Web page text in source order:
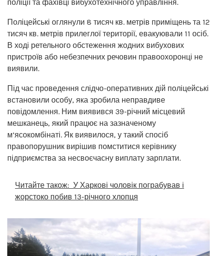
поліції та фахівці вибухотехнічного управління.
Поліцейські оглянули 8 тисяч кв. метрів приміщень та 12
тисяч кв. метрів прилеглої території, евакуювали 11 осіб.
В ході ретельного обстеження жодних вибухових
пристроїв або небезпечних речовин правоохоронці не
виявили.
Під час проведення слідчо-оперативних дій поліцейські
встановили особу, яка зробила неправдиве
повідомлення. Ним виявився 39-річний місцевий
мешканець, який працює на зазначеному
м’ясокомбінаті. Як виявилося, у такий спосіб
правопорушник вирішив помститися керівнику
підприємства за несвоєчасну виплату зарплати.
Читайте також: У Харкові чоловік пограбував і
жорстоко побив 13-річного хлопця